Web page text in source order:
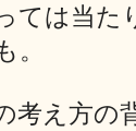
ては当た
。
考え方の